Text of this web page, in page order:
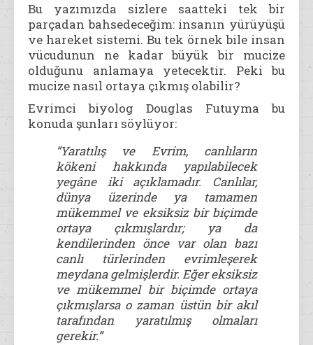
Bu yazımızda sizlere saatteki tek bir
parçadan bahsedeceğim: insanın yürüyüşü
ve hareket sistemi. Bu tek örnek bile insan
vücudunun ne kadar büyük bir mucize
olduğunu anlamaya yetecektir. Peki bu
mucize nasıl ortaya çıkmış olabilir?
Evrimci biyolog Douglas Futuyma bu
konuda şunları söylüyor:
“Yaratılış ve Evrim, canlıların
kökeni hakkında yapılabilecek
yegâne iki açıklamadır. Canlılar,
dünya üzerinde ya tamamen
mükemmel ve eksiksiz bir biçimde
ortaya çıkmışlardır; ya da
kendilerinden önce var olan bazı
canlı türlerinden evrimleşerek
meydana gelmişlerdir. Eğer eksiksiz
ve mükemmel bir biçimde ortaya
çıkmışlarsa o zaman üstün bir akıl
tarafından yaratılmış olmaları
gerekir.”